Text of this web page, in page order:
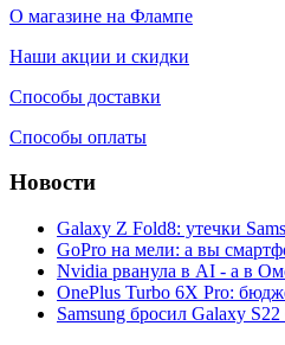
О магазине на Флампе
Наши акции и скидки
Способы доставки
Способы оплаты
Новости
Galaxy Z Fold8: утечки
GoPro на мели: а вы
Nvidia рванула в AI - а в
OnePlus Turbo 6X Pro:
Samsung бросил Galaxy